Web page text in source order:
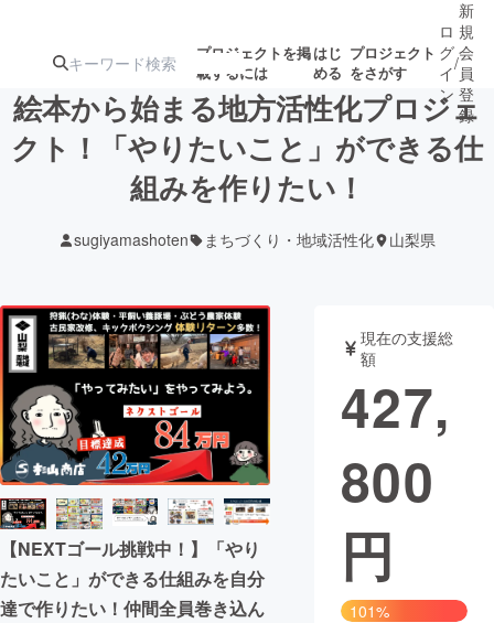
プロジェクトを掲
載するには
はじ
める
プロジェクト
をさがす
注目のリ 注目の新着プロ
ジェクト
募集終了が近いプ
テクノロジー・ガジェット
映像・映画 書籍・雑誌
ビジネス・起業 チャレンジ
まちづくり・地域活性化
CAMPFIRE for Social Good
CAMPFIRE Creation
ロ
グ
イ
ン
/
新
規
会
員
登
録
絵本から始まる地方活性化プロジェ
クト！「やりたいこと」ができる仕
組みを作りたい！
sugiyamashoten まちづくり・地域活性化 山梨県
【NEXTゴール挑戦中！】「やり
たいこと」ができる仕組みを自分
達で作りたい！仲間全員巻き込ん
現在の支援総
額
427,
800
円
101%